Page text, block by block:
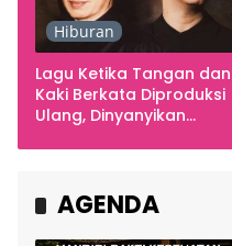
Hiburan
Lagu Ketika Tangan dan
Kaki Berkata Diproduksi
Ulang, Dinyanyikan
AGENDA